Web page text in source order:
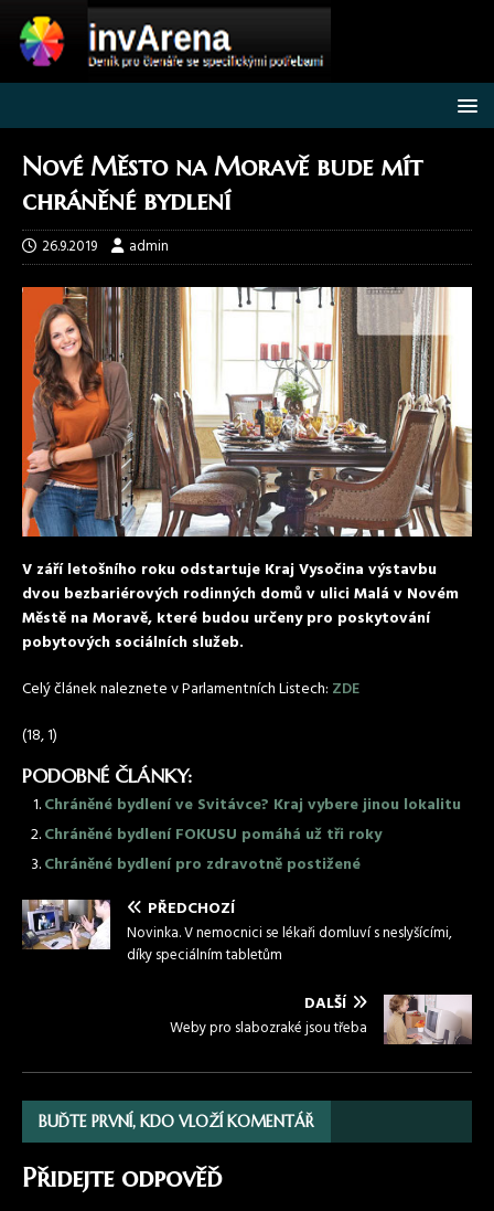
Nové Město na Moravě bude mít
chráněné bydlení
26.9.2019 admin
V září letošního roku odstartuje Kraj Vysočina výstavbu
dvou bezbariérových rodinných domů v ulici Malá v Novém
Městě na Moravě, které budou určeny pro poskytování
pobytových sociálních služeb.
Celý článek naleznete v Parlamentních Listech: ZDE
(18, 1)
PODOBNÉ ČLÁNKY:
Chráněné bydlení ve Svitávce? Kraj vybere jinou lokalitu
Chráněné bydlení FOKUSU pomáhá už tři roky
Chráněné bydlení pro zdravotně postižené
PŘEDCHOZÍ
Novinka. V nemocnici se lékaři domluví s neslyšícími,
díky speciálním tabletům
DALŠÍ
Weby pro slabozraké jsou třeba
BUĎTE PRVNÍ, KDO VLOŽÍ KOMENTÁŘ
Přidejte odpověď